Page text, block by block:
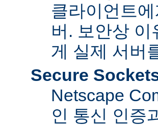
클라이언트에
버. 보안상
게 실제 서버
Secure
Netscape
인 통신 인증